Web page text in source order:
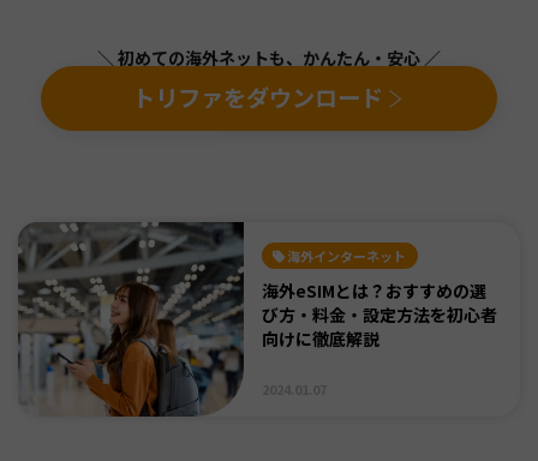
＼ 初めての海外ネットも、かんたん・安心 ／
トリファをダウンロード
海外インターネット
海外eSIMとは？おすすめの選
び方・料金・設定方法を初心者
向けに徹底解説